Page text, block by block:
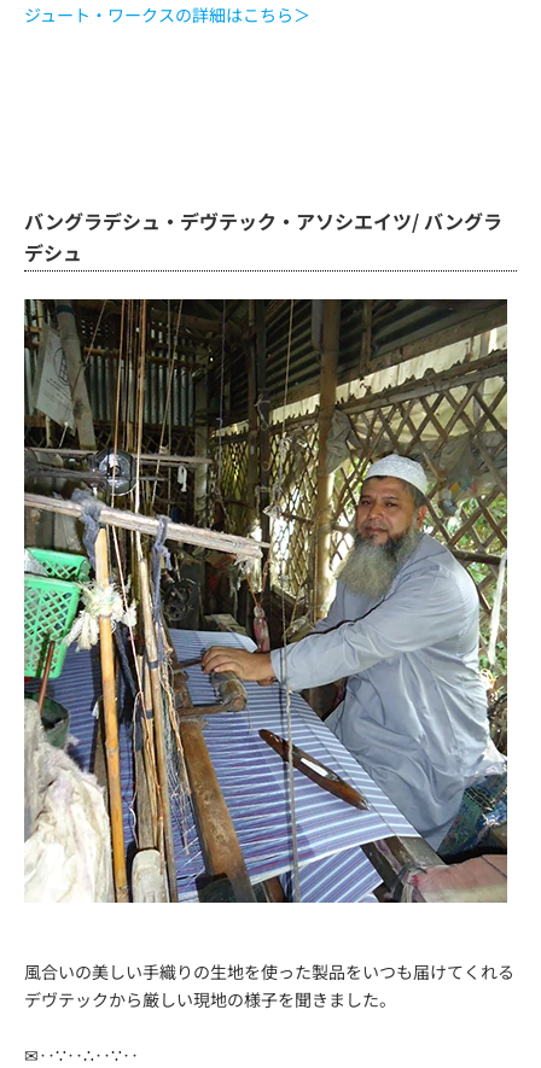
ジュート・ワークスの詳細はこちら＞
バングラデシュ・デヴテック・アソシエイツ/ バングラ
デシュ
風合いの美しい手織りの生地を使った製品をいつも届けてくれる
デヴテックから厳しい現地の様子を聞きました。
✉‥∵‥∴‥∵‥